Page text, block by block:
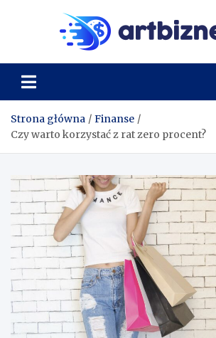
Strona główna
Finanse
Czy warto korzystać z rat zero procent?